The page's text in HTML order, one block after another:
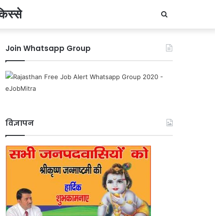
for
Join Whatsapp Group
विज्ञापन